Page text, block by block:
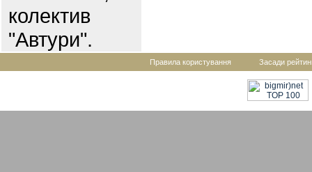
колектив
"Автури".
Правила користування Засади